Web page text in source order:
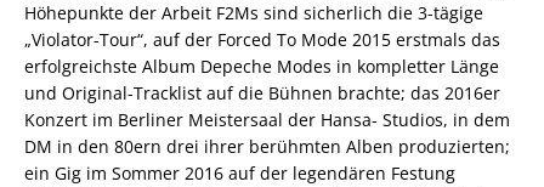
Höhepunkte der Arbeit F2Ms sind sicherlich die 3-tägige
„Violator-Tour“, auf der Forced To Mode 2015 erstmals das
erfolgreichste Album Depeche Modes in kompletter Länge
und Original-Tracklist auf die Bühnen brachte; das 2016er
Konzert im Berliner Meistersaal der Hansa- Studios, in dem
DM in den 80ern drei ihrer berühmten Alben produzierten;
ein Gig im Sommer 2016 auf der legendären Festung